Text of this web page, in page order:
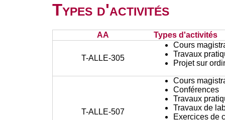
Types d'activités
AA Types d'activités
T-ALLE-305
Cours
Travaux
Projet sur
T-ALLE-507
Cours
Conférences
Travaux
Travaux de
Exercices de